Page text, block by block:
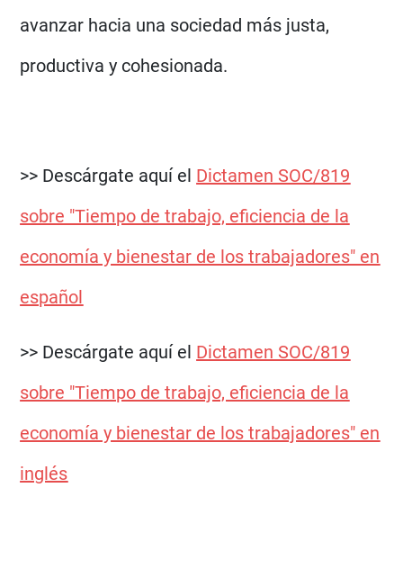
avanzar hacia una sociedad más justa,
productiva y cohesionada.
>> Descárgate aquí el Dictamen SOC/819
sobre "Tiempo de trabajo, eficiencia de la
economía y bienestar de los trabajadores" en
español
>> Descárgate aquí el Dictamen SOC/819
sobre "Tiempo de trabajo, eficiencia de la
economía y bienestar de los trabajadores" en
inglés